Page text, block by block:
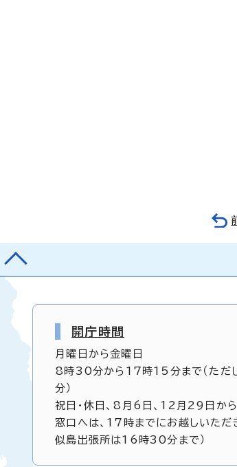
開庁時間
月曜日から金曜日
8時30分から17時15分まで（ただ
分）
祝日・休日、8月6日、12月29日か
窓口へは、17時までにお越しいただ
似島出張所は16時30分まで）